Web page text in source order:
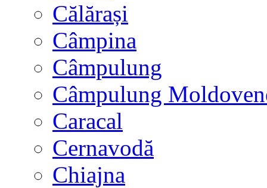
Călărași
Câmpina
Câmpulung
Câmpulung
Caracal
Cernavodă
Chiajna